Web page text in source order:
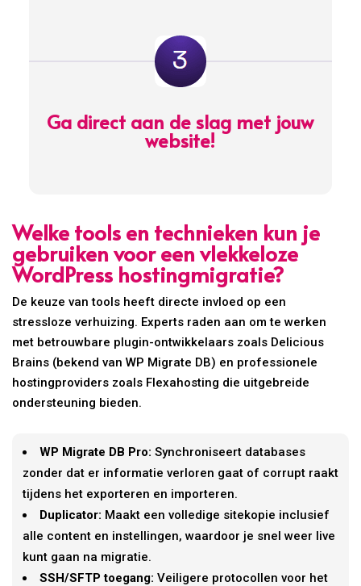
Ga direct aan de slag met jouw
website!
Welke tools en technieken kun je
gebruiken voor een vlekkeloze
WordPress hostingmigratie?
De keuze van tools heeft directe invloed op een
stressloze verhuizing. Experts raden aan om te werken
met betrouwbare plugin-ontwikkelaars zoals Delicious
Brains (bekend van WP Migrate DB) en professionele
hostingproviders zoals Flexahosting die uitgebreide
ondersteuning bieden.
WP Migrate DB Pro: Synchroniseert databases
zonder dat er informatie verloren gaat of corrupt raakt
tijdens het exporteren en importeren.
Duplicator: Maakt een volledige sitekopie inclusief
alle content en instellingen, waardoor je snel weer live
kunt gaan na migratie.
SSH/SFTP toegang: Veiligere protocollen voor het